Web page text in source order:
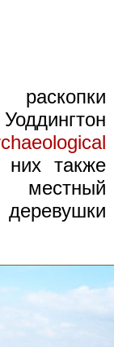
также